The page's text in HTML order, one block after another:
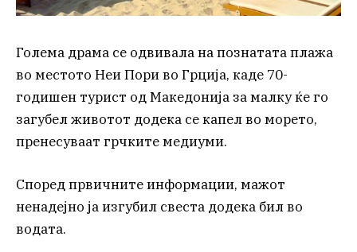
Голема драма се одвивала на познатата плажа
во местото Неи Пори во Грција, каде 70-
годишен турист од Македонија за малку ќе го
загубел животот додека се капел во морето,
пренесуваат грчките медиуми.
Според првичните информации, мажот
ненадејно ја изгубил свеста додека бил во
водата.